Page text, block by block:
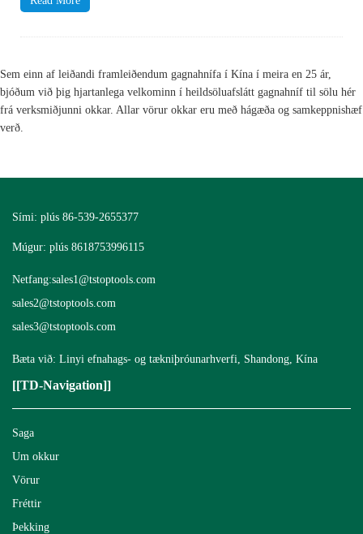
Sem einn af leiðandi framleiðendum gagnahnífa í Kína í meira en 25 ár,
bjóðum við þig hjartanlega velkominn í heildsöluafslátt gagnahníf til sölu hér
frá verksmiðjunni okkar. Allar vörur okkar eru með hágæða og samkeppnishæf
verð.
Sími: plús 86-539-2655377
Múgur: plús 8618753996115
Netfang:sales1@tstoptools.com
sales2@tstoptools.com
sales3@tstoptools.com
Bæta við: Linyi efnahags- og tækniþróunarhverfi, Shandong, Kína
[[TD-Navigation]]
Saga
Um okkur
Vörur
Fréttir
Þekking